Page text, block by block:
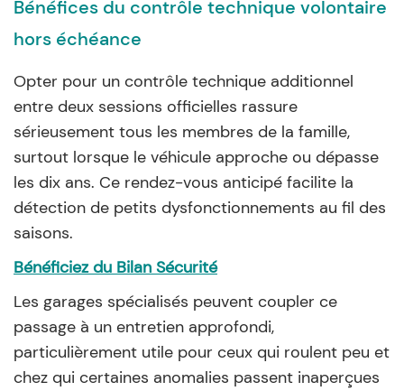
Bénéfices du contrôle technique volontaire
hors échéance
Opter pour un contrôle technique additionnel
entre deux sessions officielles rassure
sérieusement tous les membres de la famille,
surtout lorsque le véhicule approche ou dépasse
les dix ans. Ce rendez-vous anticipé facilite la
détection de petits dysfonctionnements au fil des
saisons.
Bénéficiez du Bilan Sécurité
Les garages spécialisés peuvent coupler ce
passage à un entretien approfondi,
particulièrement utile pour ceux qui roulent peu et
chez qui certaines anomalies passent inaperçues